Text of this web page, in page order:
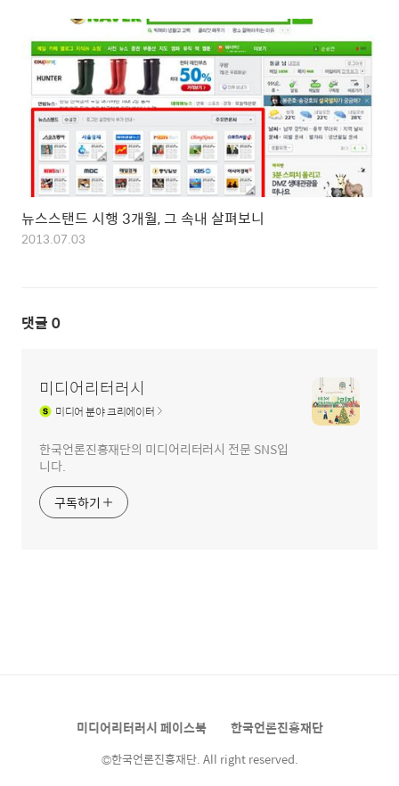
뉴스스탠드 시행 3개월, 그 속내 살펴보니
2013.07.03
댓글 0
미디어리터러시
미디어분야 크리에이터
한국언론진흥재단의 미디어리터러시 전문 SNS입
니다.
구독하기
미디어리터러시 페이스북 한국언론진흥재단
©한국언론진흥재단. All right reserved.